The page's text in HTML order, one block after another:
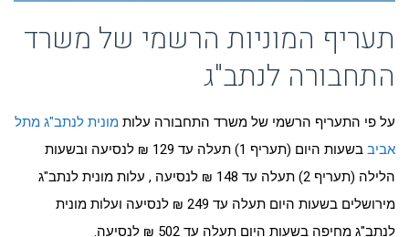
תעריף המוניות הרשמי של משרד
התחבורה לנתב"ג
על פי התעריף הרשמי של משרד התחבורה עלות מונית לנתב"ג מתל
אביב
בשעות היום (תעריף 1) תעלה עד 129 ₪ לנסיעה ובשעות
הלילה (תעריף 2) תעלה עד 148 ₪ לנסיעה , עלות מונית לנתב"ג
מירושלים בשעות היום תעלה עד 249 ₪ לנסיעה ועלות מונית
לנתב"ג מחיפה בשעות היום תעלה עד 502 ₪ לנסיעה.